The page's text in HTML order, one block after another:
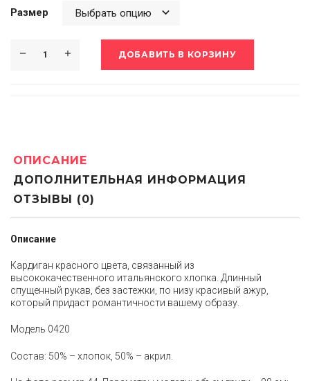
Размер
ДОБАВИТЬ В КОРЗИНУ
ОПИСАНИЕ
ДОПОЛНИТЕЛЬНАЯ ИНФОРМАЦИЯ
ОТЗЫВЫ (0)
Описание
Кардиган красного цвета, связанный из
высококачественного итальянского хлопка. Длинный
спущенный рукав, без застежки, по низу красивый ажур,
который придаст романтичности вашему образу.
Модель 0420
Состав: 50% – хлопок, 50% – акрил.